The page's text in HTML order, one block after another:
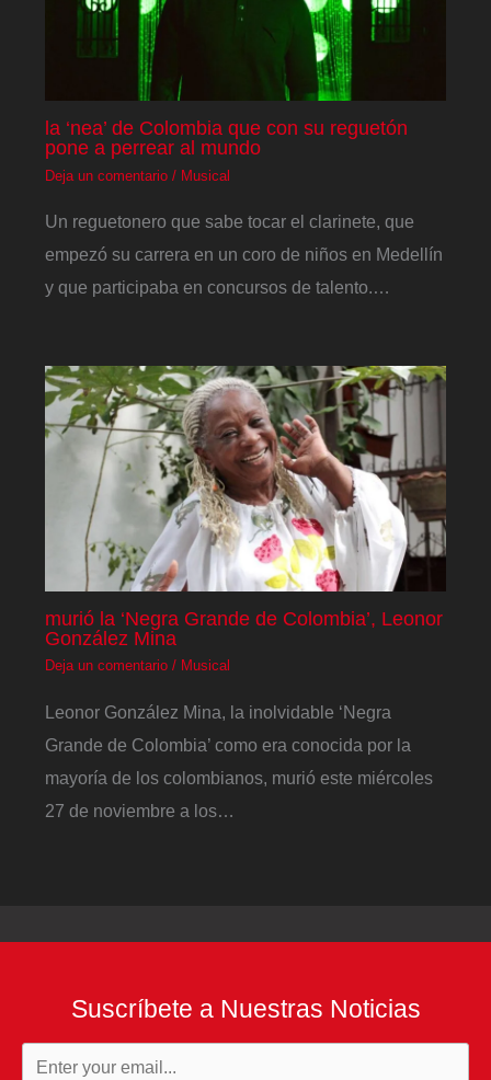
la ‘nea’ de Colombia que con su reguetón
pone a perrear al mundo
Deja un comentario / Musical
Un reguetonero que sabe tocar el clarinete, que
empezó su carrera en un coro de niños en Medellín
y que participaba en concursos de talento.…
murió la ‘Negra Grande de Colombia’, Leonor
González Mina
Deja un comentario / Musical
Leonor González Mina, la inolvidable ‘Negra
Grande de Colombia’ como era conocida por la
mayoría de los colombianos, murió este miércoles
27 de noviembre a los…
Suscríbete a Nuestras Noticias